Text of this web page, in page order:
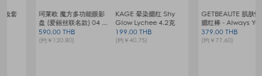
KAGE 晕染腮红 Shy
Glow Lychee 4.2克
199.00 THB
(约￥40.75)
GETBEAUTE 肌肤愉悦
腮红棒 - Always You
379.00 THB
(约￥77.60)
欧莱雅复颜活力紧致修
最优到手
1076.00 THB